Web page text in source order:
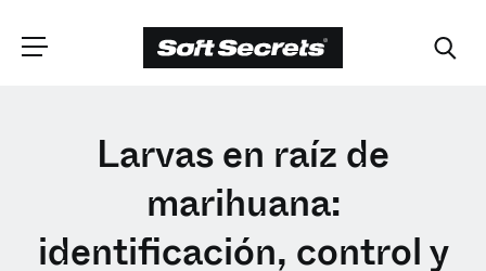
ELIGE TU
UBICACIÓN
Larvas en raíz de
marihuana:
identificación, control y